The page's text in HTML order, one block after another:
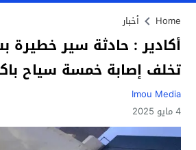
Home أخبار
أكادير : حادثة سير خطيرة
تخلف إصابة خمسة سياح
Imou Media
4 مايو 2025